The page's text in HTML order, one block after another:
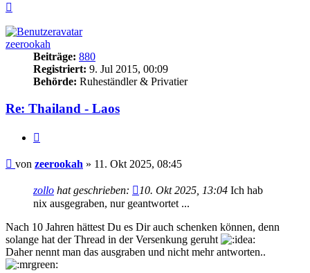
zeerookah
Beiträge: 880
Registriert: 9. Jul 2015, 00:09
Behörde: Ruheständler & Privatier
Re: Thailand - Laos
Beitrag
von zeerookah » 11. Okt 2025, 08:45
zollo hat geschrieben: 10. Okt 2025, 13:04 Ich hab
nix ausgegraben, nur geantwortet ...
Nach 10 Jahren hättest Du es Dir auch schenken können, denn
solange hat der Thread in der Versenkung geruht
Daher nennt man das ausgraben und nicht mehr antworten..